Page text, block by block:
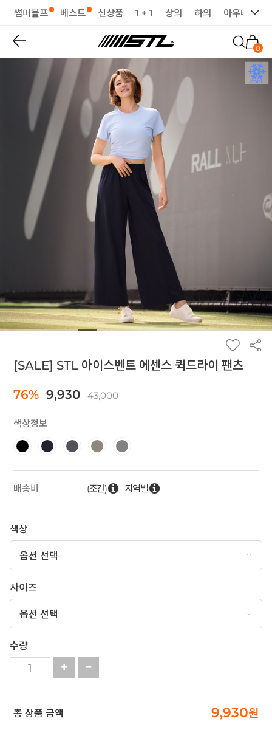
썸머블프 베스트 신상품 1 + 1 상의 하의 아우터
0
[SALE] STL 아이스벤트 에센스 퀵드라이 팬츠
76% 9,930 43,000
색상정보
배송비 (조건) 지역별
색상
사이즈
수량
총 상품 금액 9,930원